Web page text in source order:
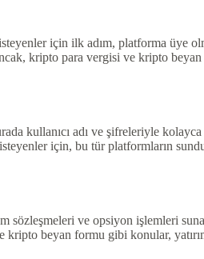
için ilk adım, platforma üye
kripto para vergisi ve kripto
kullanıcı adı ve şifreleriyle
için, bu tür platformların
ve opsiyon işlemleri
beyan formu gibi konular,